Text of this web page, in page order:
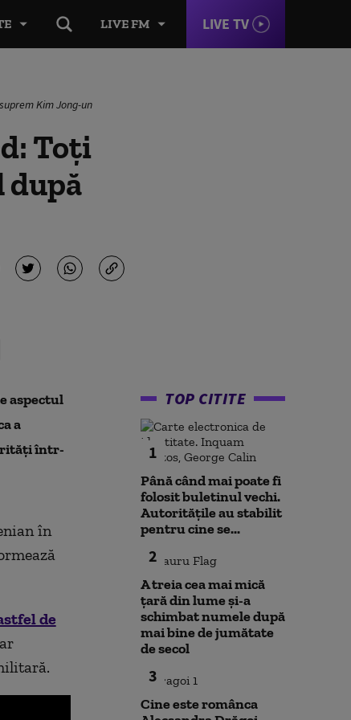
LIVE FM LIVE TV
Kim Jong-un
Toţi
după
aspectul
a
într-
în
de
TOP CITITE
1
Până când mai poate fi
folosit buletinul vechi.
Autoritățile au stabilit
pentru cine se...
2
A treia cea mai mică
țară din lume și-a
schimbat numele după
mai bine de jumătate
de secol
3
Cine este românca